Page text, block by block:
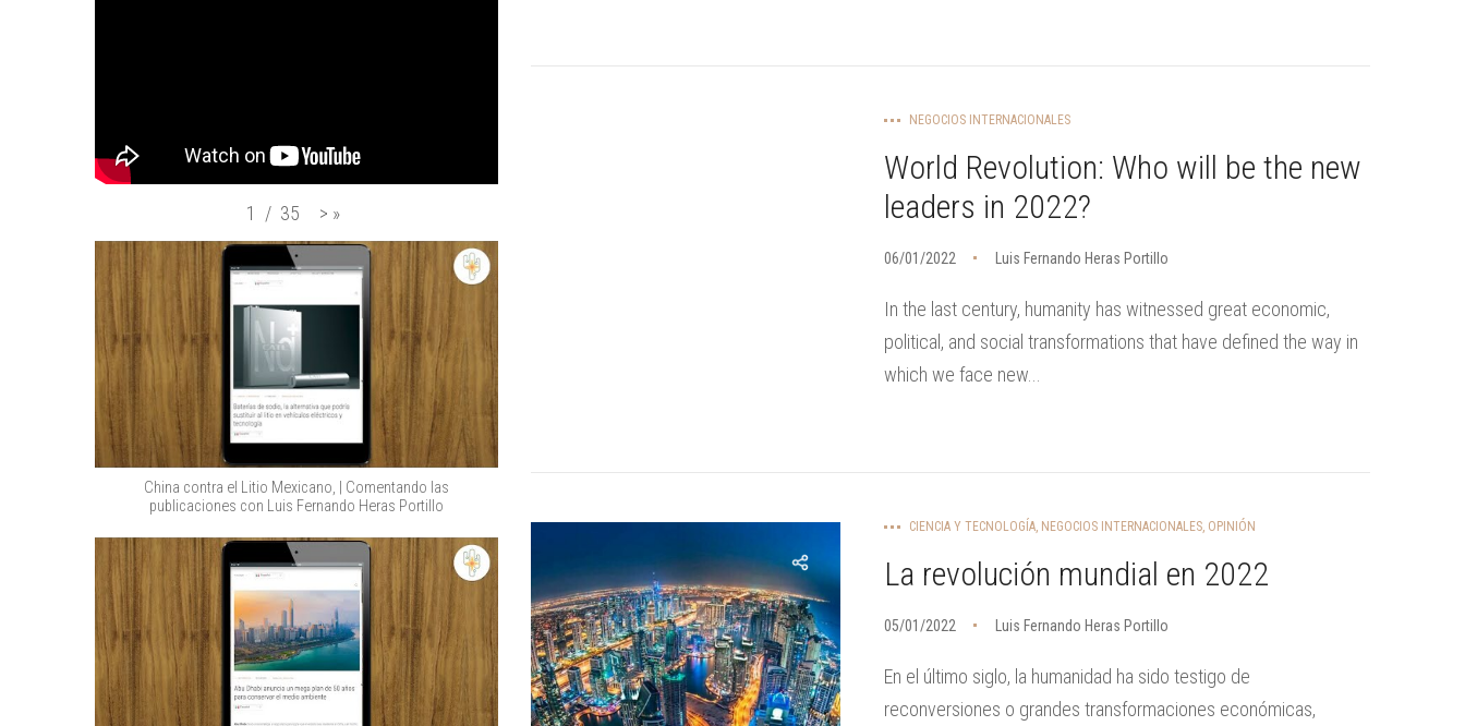
NEGOCIOS INTERNACIONALES
World Revolution: Who will be the new
leaders in 2022?
06/01/2022 Luis Fernando Heras Portillo
In the last century, humanity has witnessed great economic,
political, and social transformations that have defined the way in
which we face new...
CIENCIA Y TECNOLOGÍA, NEGOCIOS INTERNACIONALES, OPINIÓN
La revolución mundial en 2022
05/01/2022 Luis Fernando Heras Portillo
En el último siglo, la humanidad ha sido testigo de
reconversiones o grandes transformaciones económicas,
1 / 35 > »
China contra el Litio Mexicano, | Comentando las
publicaciones con Luis Fernando Heras Portillo